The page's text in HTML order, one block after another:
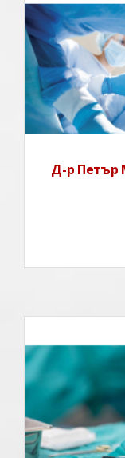
Д-Р Петър
Болести и
ВМИ – гр.
на
през 1982 год.
Д-р Петър